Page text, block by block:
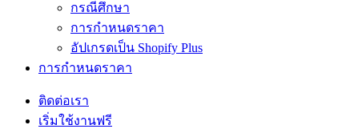
กรณีศึกษา
การกำหนดราคา
อัปเกรดเป็น Shopify Plus
การกำหนดราคา
ติดต่อเรา
เริ่มใช้งานฟรี